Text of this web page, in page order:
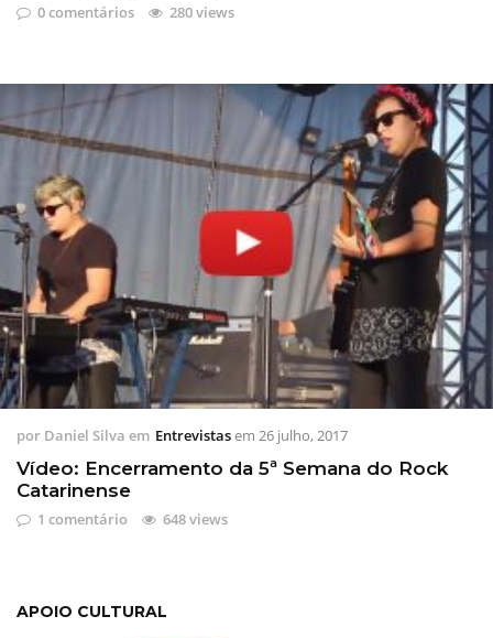
0 comentários 280 views
por Daniel Silva em Entrevistasem 26 julho, 2017
Vídeo: Encerramento da 5ª Semana do Rock
Catarinense
1 comentário 648 views
APOIO CULTURAL